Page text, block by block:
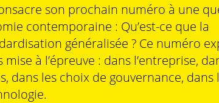
son prochain numéro à une
contemporaine : Qu’est-ce que la
généralisée ? Ce numéro
à l’épreuve : dans l’entreprise,
dans les choix de gouvernance, dans